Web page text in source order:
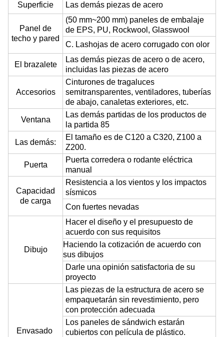
Superficie
Las demás piezas de acero
Panel de
techo y pared
(50 mm~200 mm) paneles de embalaje
de EPS, PU, Rockwool, Glasswool
C. Lashojas de acero corrugado con olor
El brazalete
Las demás piezas de acero o de acero,
incluidas las piezas de acero
Accesorios
Cinturones de tragaluces
semitransparentes, ventiladores, tuberías
de abajo, canaletas exteriores, etc.
Ventana
Las demás partidas de los productos de
la partida 85
Las demás:
El tamaño es de C120 a C320, Z100 a
Z200.
Puerta
Puerta corredera o rodante eléctrica
manual
Capacidad
de carga
Resistencia a los vientos y los impactos
sísmicos
Con fuertes nevadas
Dibujo
Hacer el diseño y el presupuesto de
acuerdo con sus requisitos
Haciendo la cotización de acuerdo con
sus dibujos
Darle una opinión satisfactoria de su
proyecto
Envasado
Las piezas de la estructura de acero se
empaquetarán sin revestimiento, pero
con protección adecuada
Los paneles de sándwich estarán
cubiertos con película de plástico.